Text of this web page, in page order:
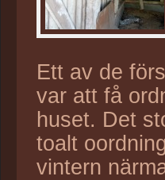
Ett av de
var att få
huset. Det
toalt
vintern